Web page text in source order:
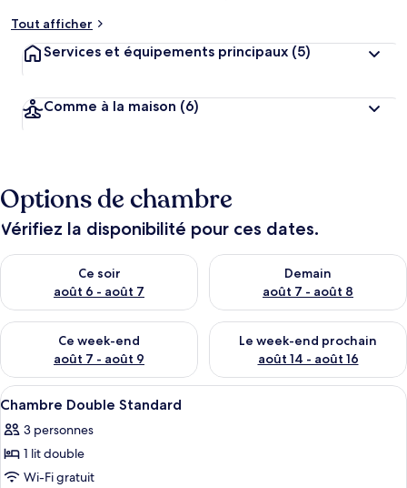
Tout afficher
Services et équipements principaux (5)
Comme à la maison (6)
Options de chambre
Vérifiez la disponibilité pour ces dates.
Ce soir
août 6 - août 7
Vérifier la disponibilité pour ce soir août 6 - août 7
Demain
août 7 - août 8
Vérifier la disponibilité pour
Ce week-end
août 7 - août 9
Vérifier la disponibilité pour ce week-end août 7 - août 9
Le week-end prochain
août 14 - août 16
Vérifier la disponibilité pour
Afficher
toutes
les
photos
pour
Une petite pièce simple, avec un
3
Chambre Double Standard
3 personnes
1 lit double
Wi-Fi gratuit